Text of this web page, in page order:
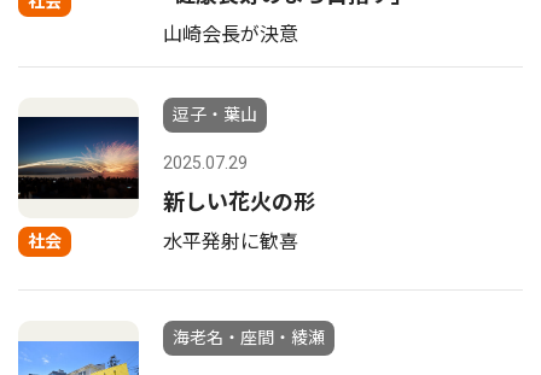
山崎会長が決意
社会
逗子・葉山
2025.07.29
新しい花火の形
水平発射に歓喜
海老名・座間・綾瀬